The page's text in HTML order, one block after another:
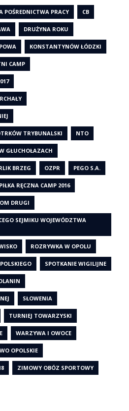
POŚREDNICTWA PRACY CB
DRUŻYNA ROKU
KONSTANTYNÓW ŁÓDZKI
CAMP
TRYBUNALSKI NTO
GŁUCHOŁAZACH
BRZEG OZPR PEGO S.A.
PIŁKA RĘCZNA CAMP 2016
DRUGI
SEJMIKU WOJEWÓDZTWA
ROZRYWKA W OPOLU
SPOTKANIE WIGILIJNE
SŁOWENIA
TURNIEJ TOWARZYSKI
WARZYWA I OWOCE
OPOLSKIE
ZIMOWY OBÓZ SPORTOWY